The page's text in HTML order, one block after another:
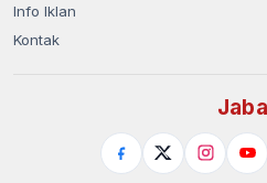
Info Iklan
Kontak